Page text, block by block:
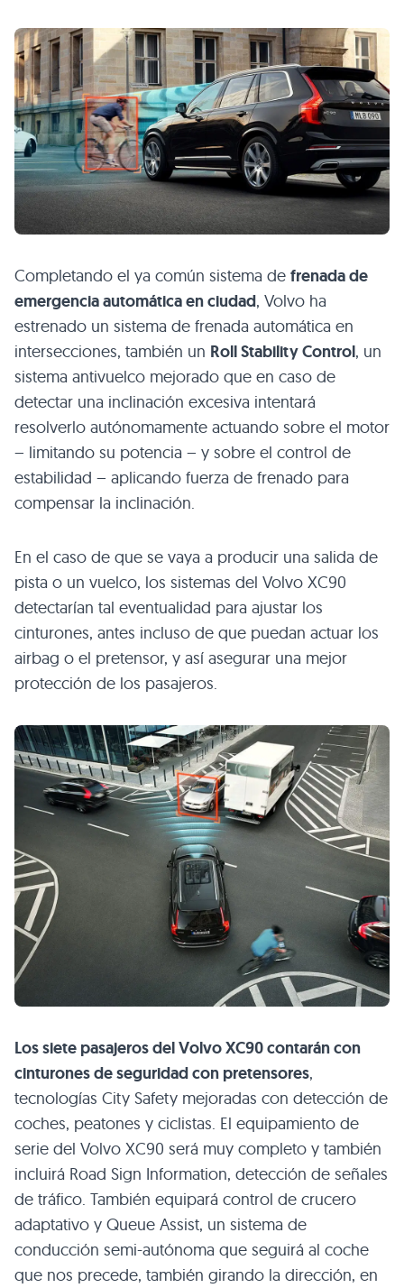
Completando el ya común sistema de frenada de
emergencia automática en ciudad, Volvo ha
estrenado un sistema de frenada automática en
intersecciones, también un Roll Stability Control, un
sistema antivuelco mejorado que en caso de
detectar una inclinación excesiva intentará
resolverlo autónomamente actuando sobre el motor
– limitando su potencia – y sobre el control de
estabilidad – aplicando fuerza de frenado para
compensar la inclinación.
En el caso de que se vaya a producir una salida de
pista o un vuelco, los sistemas del Volvo XC90
detectarían tal eventualidad para ajustar los
cinturones, antes incluso de que puedan actuar los
airbag o el pretensor, y así asegurar una mejor
protección de los pasajeros.
Los siete pasajeros del VolvoXC90contarán con
cinturones de seguridad con pretensores,
tecnologías City Safety mejoradas con detección de
coches, peatones y ciclistas. El equipamiento de
serie del Volvo XC90 será muy completo y también
incluirá Road Sign Information, detección de señales
de tráfico. También equipará control de crucero
adaptativo y Queue Assist, un sistema de
conducción semi-autónoma que seguirá al coche
que nos precede, también girando la dirección, en